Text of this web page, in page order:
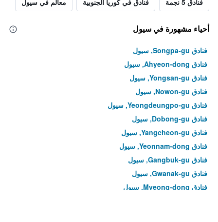
فنادق 5 نجمة فنادق في كوريا الجنوبية معالم في سيول
أحياء مشهورة في سيول
فنادق Songpa-gu, سيول
فنادق Ahyeon-dong, سيول
فنادق Yongsan-gu, سيول
فنادق Nowon-gu, سيول
فنادق Yeongdeungpo-gu, سيول
فنادق Dobong-gu, سيول
فنادق Yangcheon-gu, سيول
فنادق Yeonnam-dong, سيول
فنادق Gangbuk-gu, سيول
فنادق Gwanak-gu, سيول
فنادق Myeong-dong, سيول